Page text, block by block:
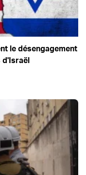
le désengagement
d'Israël